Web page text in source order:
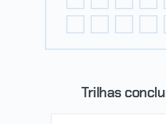
Trilhas